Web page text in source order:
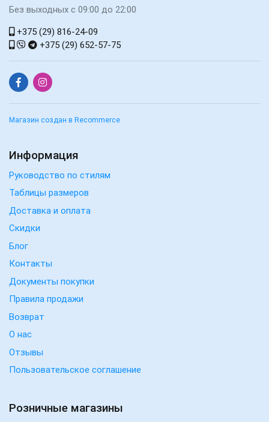
Без выходных с 09:00 до 22:00
+375 (29) 816-24-09
+375 (29) 652-57-75
Магазин создан в Recommerce
Информация
Руководство по стилям
Таблицы размеров
Доставка и оплата
Скидки
Блог
Контакты
Документы покупки
Правила продажи
Возврат
О нас
Отзывы
Пользовательское соглашение
Розничные магазины